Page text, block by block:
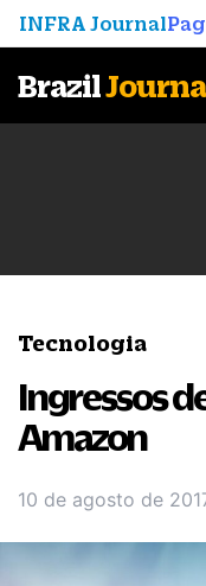
INFRA Journal
Brazil
Tecnologia
Ingressos
Amazon
10 de agosto de